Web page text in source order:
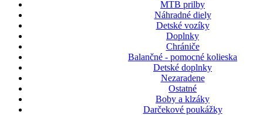
MTB prilby
Náhradné diely
Detské vozíky
Doplnky
Chrániče
Balančné - pomocné kolieska
Detské doplnky
Nezaradene
Ostatné
Boby a klzáky
Darčekové poukážky